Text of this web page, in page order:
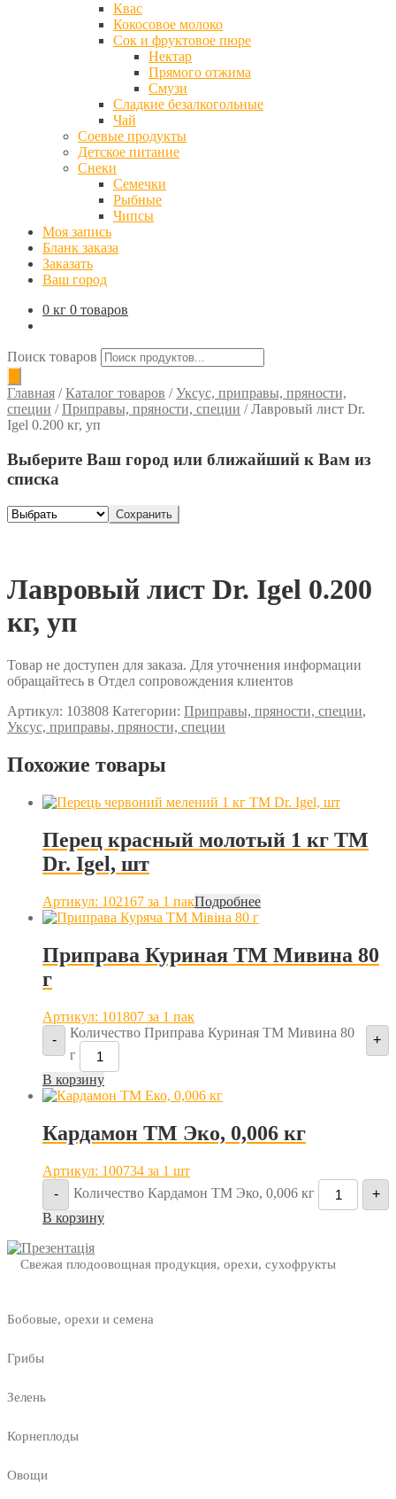
Квас
Кокосовое молоко
Сок и фруктовое пюре
Нектар
Прямого отжима
Смузи
Сладкие безалкогольные
Чай
Соевые продукты
Детское питание
Снеки
Семечки
Рыбные
Чипсы
Моя запись
Бланк заказа
Заказать
Ваш город
0 кг 0 товаров
Поиск товаров
Главная /Каталог товаров /Уксус, приправы, пряности,
специи /Приправы, пряности, специи /Лавровый лист Dr.
Igel 0.200 кг, уп
Выберите Ваш город или ближайший к Вам из
списка
Сохранить
Лавровый лист Dr. Igel 0.200
кг, уп
Товар не доступен для заказа. Для уточнения информации
обращайтесь в Отдел сопровождения клиентов
Артикул: 103808 Категории: Приправы, пряности, специи,
Уксус, приправы, пряности, специи
Похожие товары
Перец красный молотый 1 кг TM
Dr. Igel, шт
Артикул: 102167 за 1 пакПодробнее
Приправа Куриная ТМ Мивина 80
г
Артикул: 101807 за 1 пак
-
Количество Приправа Куриная ТМ Мивина 80
г
+
В корзину
Кардамон ТМ Эко, 0,006 кг
Артикул: 100734 за 1 шт
-
Количество Кардамон ТМ Эко, 0,006 кг
+
В корзину
Свежая плодоовощная продукция, орехи, сухофрукты
Бобовые, орехи и семена
Грибы
Зелень
Корнеплоды
Овощи